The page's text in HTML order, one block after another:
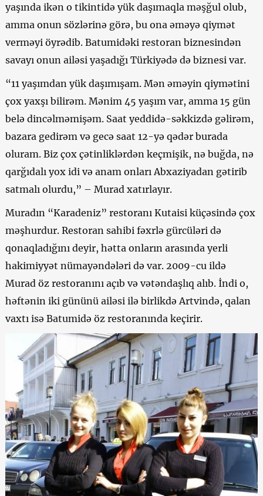
yaşında ikən o tikintidə yük daşımaqla məşğul olub,
amma onun sözlərinə görə, bu ona əməyə qiymət
verməyi öyrədib. Batumidəki restoran biznesindən
savayı onun ailəsi yaşadığı Türkiyədə də biznesi var.
“11 yaşımdan yük daşımışam. Mən əməyin qiymətini
çox yaxşı bilirəm. Mənim 45 yaşım var, amma 15 gün
belə dincəlməmişəm. Saat yeddidə-səkkizdə gəlirəm,
bazara gedirəm və gecə saat 12-yə qədər burada
oluram. Biz çox çətinliklərdən keçmişik, nə buğda, nə
qarğıdalı yox idi və anam onları Abxaziyadan gətirib
satmalı olurdu,” – Murad xatırlayır.
Muradın “Karadeniz” restoranı Kutaisi küçəsində çox
məşhurdur. Restoran sahibi fəxrlə gürcüləri də
qonaqladığını deyir, hətta onların arasında yerli
hakimiyyət nümayəndələri də var. 2009-cu ildə
Murad öz restoranını açıb və vətəndaşlıq alıb. İndi o,
həftənin iki gününü ailəsi ilə birlikdə Artvində, qalan
vaxtı isə Batumidə öz restoranında keçirir.